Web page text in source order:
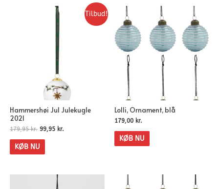
Tilbud!
Hammershøi Jul Julekugle
2021
179,95kr. 99,95 kr.
KØB NU
Lolli, Ornament, blå
179,00 kr.
KØB NU